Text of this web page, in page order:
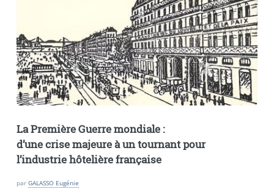
La Première Guerre mondiale :
d’une crise majeure à un tournant pour
l’industrie hôtelière française
par GALASSO Eugénie